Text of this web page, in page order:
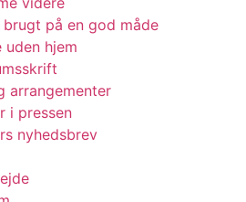
på en god måde
uden hjem
arrangementer
i pressen
nyhedsbrev